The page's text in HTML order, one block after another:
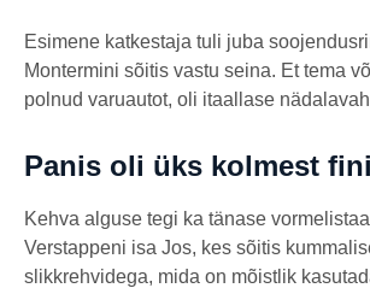
Esimene katkestaja tuli juba
Montermini sõitis vastu seina. Et tema
polnud varuautot, oli itaallase
Panis oli üks kolmest
Kehva alguse tegi ka tänase
Verstappeni isa Jos, kes sõitis
slikkrehvidega, mida on mõistlik